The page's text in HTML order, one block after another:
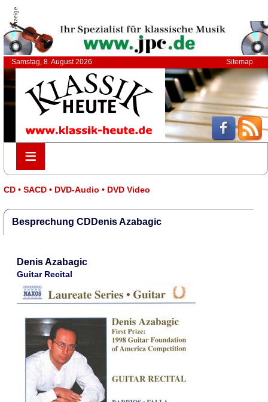
Anzeige
Samstag, 8. August 2026 Sitemap
≡
≡
CD • SACD • DVD-Audio • DVD Video
Besprechung CDDenis Azabagic
Denis Azabagic
Guitar Recital